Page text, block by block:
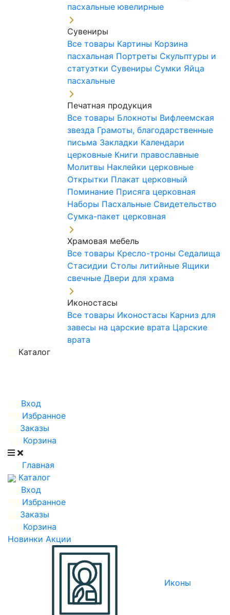
пасхальные ювелирные
Сувениры
Все товары Картины Корзина
пасхальная Портреты Скульптуры и
статуэтки Сувениры Сумки Яйца
пасхальные
Печатная продукция
Все товары Блокноты Вифлеемская
звезда Грамоты, благодарственные
письма Закладки Календари
церковные Книги православные
Молитвы Наклейки церковные
Открытки Плакат церковный
Поминание Присяга церковная
Наборы Пасхальные Свидетельство
Сумка-пакет церковная
Храмовая мебель
Все товары Кресло-троны Седалища
Стасидии Столы литийные Ящики
свечные Двери для храма
Иконостасы
Все товары Иконостасы Карниз для
завесы на царские врата Царские
врата
Каталог
Вход
Избранное
Заказы
Корзина
Главная
Каталог
Вход
Избранное
Заказы
Корзина
Новинки Акции
Иконы